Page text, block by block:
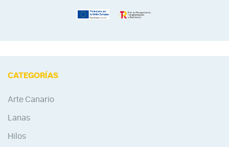
CATEGORÍAS
Arte Canario
Lanas
Hilos